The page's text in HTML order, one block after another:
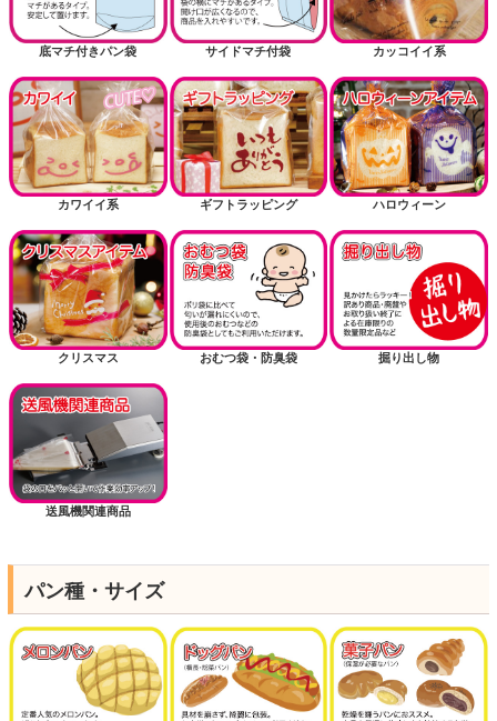
底マチ付きパン袋 サイドマチ付袋 カッコイイ系
カワイイ系 ギフトラッピング ハロウィーン
クリスマス おむつ袋・防臭袋 掘り出し物
送風機関連商品
パン種・サイズ